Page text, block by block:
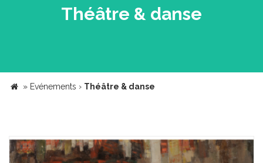
Théâtre & danse
» Evénements › Théâtre & danse